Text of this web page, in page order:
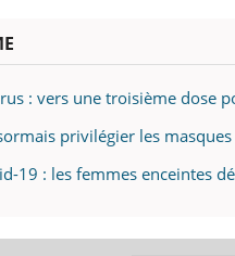
: vers une troisième dose
privilégier les masques
19 : les femmes enceintes